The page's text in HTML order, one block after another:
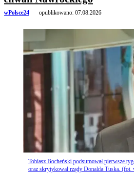
wPolsce24 opublikowano: 07.08.2026
Tobiasz Bocheński podsumował pierwsze
oraz skrytykował rządy Donalda Tuska. (fot.